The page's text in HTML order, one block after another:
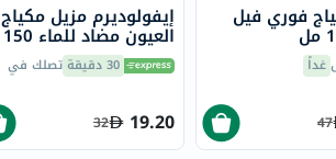
إيفولوديرم مزيل مكياج
العيون مضاد للماء 150
مل 18297 30 دقيقة تصلك في
19.20
32
فوري فيل
غداً
47